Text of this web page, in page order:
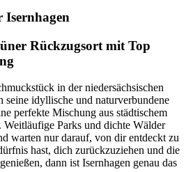
Isernhagen
Rückzugsort mit Top
in der niedersächsischen
seine idyllische und naturverbundene
perfekte Mischung aus städtischem
Parks und dichte Wälder
warten nur darauf, von dir entdeckt zu
hast, dich zurückzuziehen und die
dann ist Isernhagen genau das